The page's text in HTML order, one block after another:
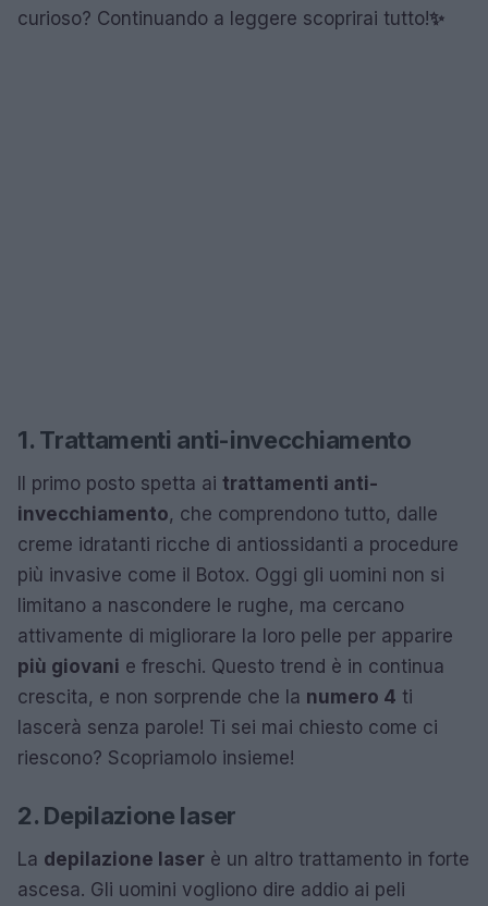
curioso? Continuando a leggere scoprirai tutto!✨
1. Trattamenti anti-invecchiamento
Il primo posto spetta ai trattamenti anti-
invecchiamento, che comprendono tutto, dalle
creme idratanti ricche di antiossidanti a procedure
più invasive come il Botox. Oggi gli uomini non si
limitano a nascondere le rughe, ma cercano
attivamente di migliorare la loro pelle per apparire
più giovani e freschi. Questo trend è in continua
crescita, e non sorprende che la numero 4 ti
lascerà senza parole! Ti sei mai chiesto come ci
riescono? Scopriamolo insieme!
2. Depilazione laser
La depilazione laser è un altro trattamento in forte
ascesa. Gli uomini vogliono dire addio ai peli